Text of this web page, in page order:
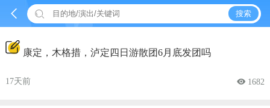
  搜索
康定，木格措，泸定四日游散团6月底发团吗
17天前  1682